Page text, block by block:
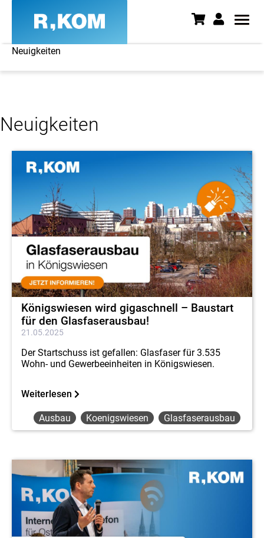
Neuigkeiten
Neuigkeiten
Königswiesen wird gigaschnell – Baustart
für den Glasfaserausbau!
21.05.2025
Der Startschuss ist gefallen: Glasfaser für 3.535
Wohn- und Gewerbeeinheiten in Königswiesen.
Weiterlesen
Ausbau Koenigswiesen Glasfaserausbau